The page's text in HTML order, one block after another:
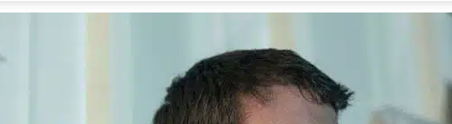
Saber